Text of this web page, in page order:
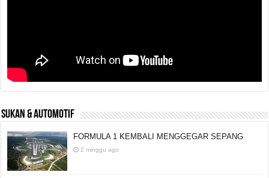
SUKAN & AUTOMOTIF
FORMULA 1 KEMBALI MENGGEGAR SEPANG
2 minggu ago